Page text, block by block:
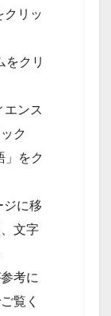
クリッ
をクリ
エンス
ク
」をク
ジに移
文字
考に
覧く